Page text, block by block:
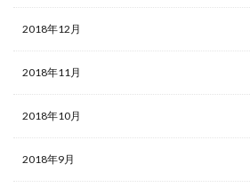
2018年12月
2018年11月
2018年10月
2018年9月